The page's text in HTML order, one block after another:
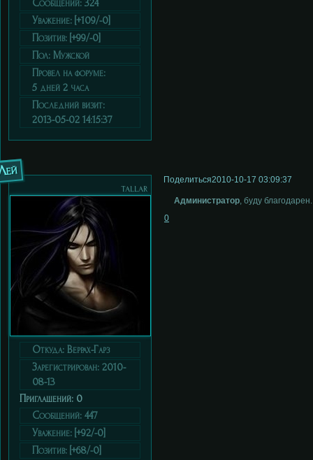
Сообщений: 324
Уважение: [+109/-0]
Позитив: [+99/-0]
Пол: Мужской
Провел на форуме:
5 дней 2 часа
Последний визит:
2013-05-02 14:15:37
Поделиться2010-10-17 03:09:37
tallar
Откуда: Веррах-Гарз
Зарегистрирован: 2010-
08-13
Приглашений: 0
Сообщений: 447
Уважение: [+92/-0]
Позитив: [+68/-0]
Администратор, буду благодарен.
0